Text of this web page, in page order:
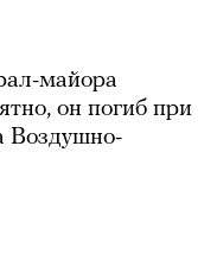
майора
он погиб при
Воздушно-